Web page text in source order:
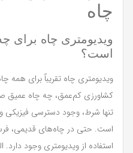
چاه
ویدیومتری چاه برای
است؟
ویدیومتری چاه تقریباً برای همه
کشاورزی کم‌عمق، چه چاه عمیق
تنها شرط، وجود دسترسی فیزیکی
است. حتی در چاه‌های قدیمی،
استفاده از ویدیومتری وجود